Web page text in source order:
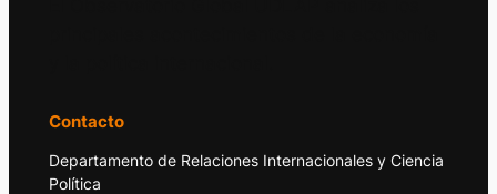
Contacto
Departamento de Relaciones Internacionales y Ciencia
Política